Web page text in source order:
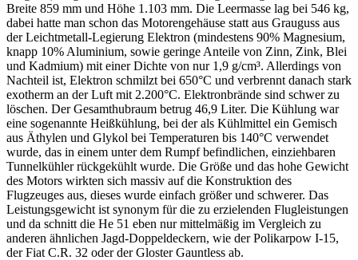
Breite 859 mm und Höhe 1.103 mm. Die Leermasse lag bei 546 kg,
dabei hatte man schon das Motorengehäuse statt aus Grauguss aus
der Leichtmetall-Legierung Elektron (mindestens 90% Magnesium,
knapp 10% Aluminium, sowie geringe Anteile von Zinn, Zink, Blei
und Kadmium) mit einer Dichte von nur 1,9 g/cm³. Allerdings von
Nachteil ist, Elektron schmilzt bei 650°C und verbrennt danach stark
exotherm an der Luft mit 2.200°C. Elektronbrände sind schwer zu
löschen. Der Gesamthubraum betrug 46,9 Liter. Die Kühlung war
eine sogenannte Heißkühlung, bei der als Kühlmittel ein Gemisch
aus Äthylen und Glykol bei Temperaturen bis 140°C verwendet
wurde, das in einem unter dem Rumpf befindlichen, einziehbaren
Tunnelkühler rückgekühlt wurde. Die Größe und das hohe Gewicht
des Motors wirkten sich massiv auf die Konstruktion des
Flugzeuges aus, dieses wurde einfach größer und schwerer. Das
Leistungsgewicht ist synonym für die zu erzielenden Flugleistungen
und da schnitt die He 51 eben nur mittelmäßig im Vergleich zu
anderen ähnlichen Jagd-Doppeldeckern, wie der Polikarpow I-15,
der Fiat C.R. 32 oder der Gloster Gauntless ab.